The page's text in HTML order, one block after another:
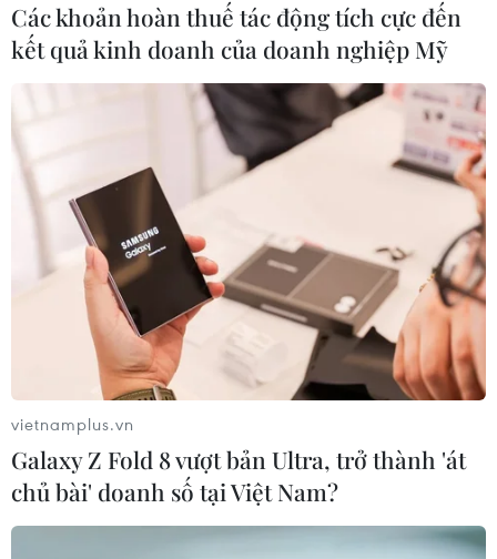
Các khoản hoàn thuế tác động tích cực đến
kết quả kinh doanh của doanh nghiệp Mỹ
vietnamplus.vn
Galaxy Z Fold 8 vượt bản Ultra, trở thành 'át
chủ bài' doanh số tại Việt Nam?